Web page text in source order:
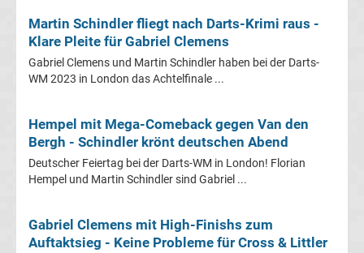
Premier
League
Martin Schindler fliegt nach Darts-Krimi raus -
Klare Pleite für Gabriel Clemens
Gabriel Clemens und Martin Schindler haben bei der Darts-
WM 2023 in London das Achtelfinale ...
Hempel mit Mega-Comeback gegen Van den
Bergh - Schindler krönt deutschen Abend
Deutscher Feiertag bei der Darts-WM in London! Florian
Hempel und Martin Schindler sind Gabriel ...
Gabriel Clemens mit High-Finishs zum
Auftaktsieg - Keine Probleme für Cross & Littler